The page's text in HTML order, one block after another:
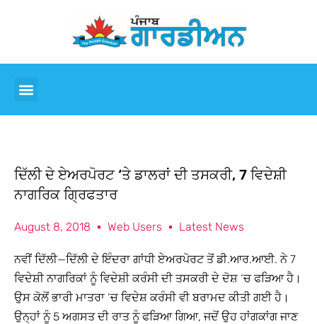
ਦਿੱਲੀ ਦੇ ਏਅਰਪੋਰਟ ‘ਤੇ ਡਾਲਰਾਂ ਦੀ ਤਸਕਰੀ, 7 ਵਿਦੇਸ਼ੀ
ਨਾਗਰਿਕ ਗ੍ਰਿਫਤਾਰ
August 8, 2018 Web Users Latest News
ਨਵੀਂ ਦਿੱਲੀ—ਦਿੱਲੀ ਦੇ ਇੰਦਰਾ ਗਾਂਧੀ ਏਅਰਪੋਰਟ ਤੋਂ ਡੀ.ਆਰ.ਆਈ. ਨੇ 7
ਵਿਦੇਸ਼ੀ ਨਾਗਰਿਕਾਂ ਨੂੰ ਵਿਦੇਸ਼ੀ ਕਰੰਸੀ ਦੀ ਤਸਕਰੀ ਦੇ ਦੋਸ਼ ‘ਚ ਫੜਿਆ ਹੈ।
ਉਸ ਕੋਲੋਂ ਭਾਰੀ ਮਾਤਰਾ ‘ਚ ਵਿਦੇਸ਼ ਕਰੰਸੀ ਵੀ ਬਰਾਮਦ ਕੀਤੀ ਗਈ ਹੈ।
ਉਨ੍ਹਾਂ ਨੂੰ 5 ਅਗਸਤ ਦੀ ਰਾਤ ਨੂੰ ਫੜਿਆ ਗਿਆ, ਜਦੋਂ ਉਹ ਹਾਂਗਕਾਂਗ ਜਾਣ